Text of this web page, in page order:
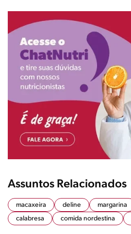
Assuntos Relacionados
macaxeira deline margarina
calabresa
comida nordestina